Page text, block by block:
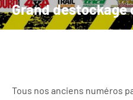
Grand destockage
Tous nos anciens numéros